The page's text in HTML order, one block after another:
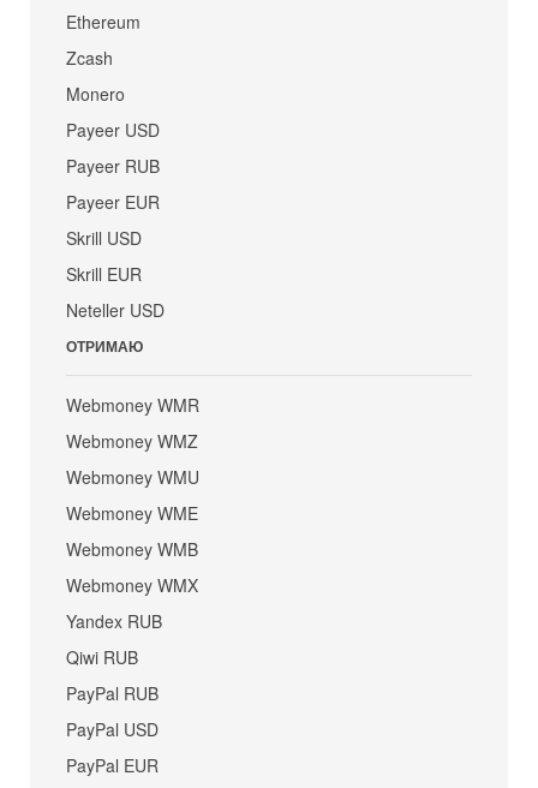
Ethereum
Zcash
Monero
Payeer USD
Payeer RUB
Payeer EUR
Skrill USD
Skrill EUR
Neteller USD
ОТРИМАЮ
Webmoney WMR
Webmoney WMZ
Webmoney WMU
Webmoney WME
Webmoney WMB
Webmoney WMX
Yandex RUB
Qiwi RUB
PayPal RUB
PayPal USD
PayPal EUR